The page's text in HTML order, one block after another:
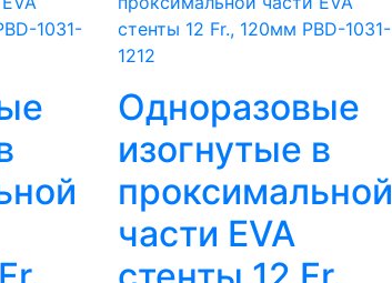
Одноразовые
изогнутые в
проксимальной
части EVA